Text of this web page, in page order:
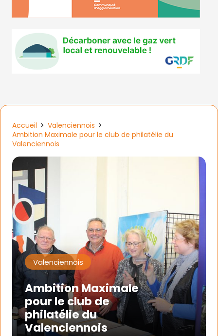
Accueil
Valenciennois
Ambition Maximale pour le club de philatélie du
Valenciennois
Valenciennois
Ambition Maximale
pour le club de
philatélie du
Valenciennois